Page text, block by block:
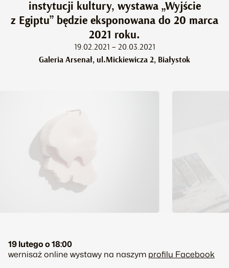
instytucji kultury, wystawa „Wyjście
z Egiptu” będzie eksponowana do 20 marca
2021 roku.
19.02.2021 – 20.03.2021
Galeria Arsenał, ul.Mickiewicza 2, Białystok
19 lutego o 18:00
wernisaż online wystawy na naszym profilu Facebook